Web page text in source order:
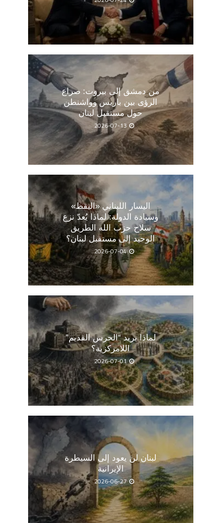
من دمشق إلى بيروت: صراع
الرؤى بين باريس وواشنطن
حول مستقبل لبنان
2026-07-13
اليسار اللبناني «اليقظ»
وسيادة الدولة: لماذا يُعدّ نزع
سلاح حزب الله الطريق
الوحيد إلى مستقبل لبنان؟
2026-07-04
لماذا يريد “الحرس القديم”
اللامركزية؟
2026-07-01
لبنان لن يعود إلى السيطرة
الإيرانية
2026-06-27